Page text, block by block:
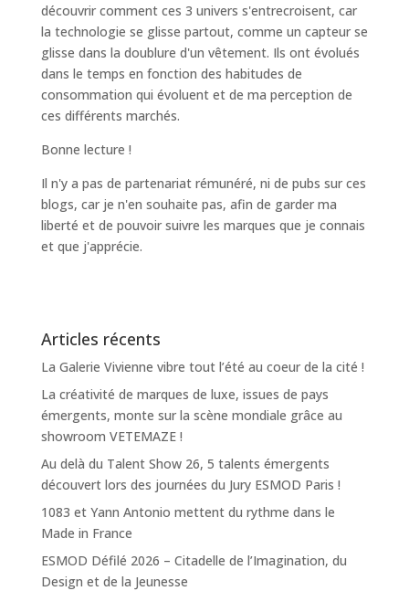
découvrir comment ces 3 univers s'entrecroisent, car
la technologie se glisse partout, comme un capteur se
glisse dans la doublure d'un vêtement. Ils ont évolués
dans le temps en fonction des habitudes de
consommation qui évoluent et de ma perception de
ces différents marchés.
Bonne lecture !
Il n'y a pas de partenariat rémunéré, ni de pubs sur ces
blogs, car je n'en souhaite pas, afin de garder ma
liberté et de pouvoir suivre les marques que je connais
et que j'apprécie.
Articles récents
La Galerie Vivienne vibre tout l’été au coeur de la cité !
La créativité de marques de luxe, issues de pays
émergents, monte sur la scène mondiale grâce au
showroom VETEMAZE !
Au delà du Talent Show 26, 5 talents émergents
découvert lors des journées du Jury ESMOD Paris !
1083 et Yann Antonio mettent du rythme dans le
Made in France
ESMOD Défilé 2026 – Citadelle de l’Imagination, du
Design et de la Jeunesse